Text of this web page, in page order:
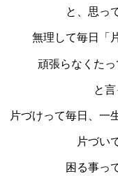
と、思っ
無理して毎日「
頑張らなくた
と
片づけって毎日、一
片づい
困る事っ